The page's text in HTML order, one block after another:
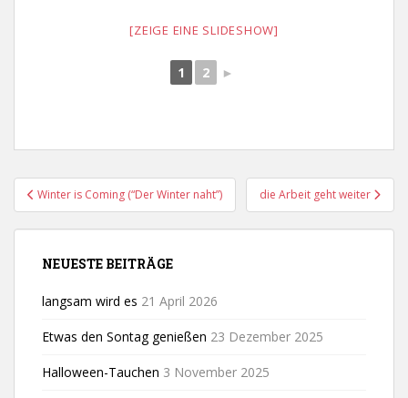
[ZEIGE EINE SLIDESHOW]
1 2 ►
Beitragsnavigation
Winter is Coming (“Der Winter naht”) die Arbeit geht weiter
NEUESTE BEITRÄGE
langsam wird es 21 April 2026
Etwas den Sontag genießen 23 Dezember 2025
Halloween-Tauchen 3 November 2025